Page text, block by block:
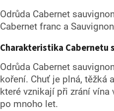
Odrůda Cabernet
Cabernet franc a
Charakteristika Cabernetu
Odrůda Cabernet
koření. Chuť je plná, těžká
které vznikají při zrání
po mnoho let.